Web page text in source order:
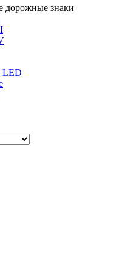
дорожные знаки
LED